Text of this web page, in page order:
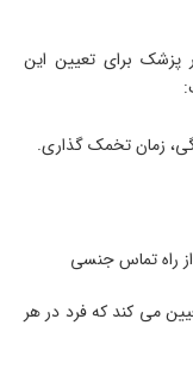
پزشک برای تعیین این
زمان تخمک گذاری.
راه تماس جنسی
می کند که فرد در هر